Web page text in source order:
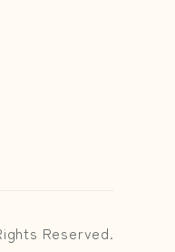
Reserved.